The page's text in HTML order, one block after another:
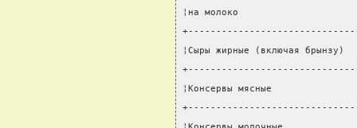
¦на молоко
¦Сыры жирные (включая
¦Консервы мясные